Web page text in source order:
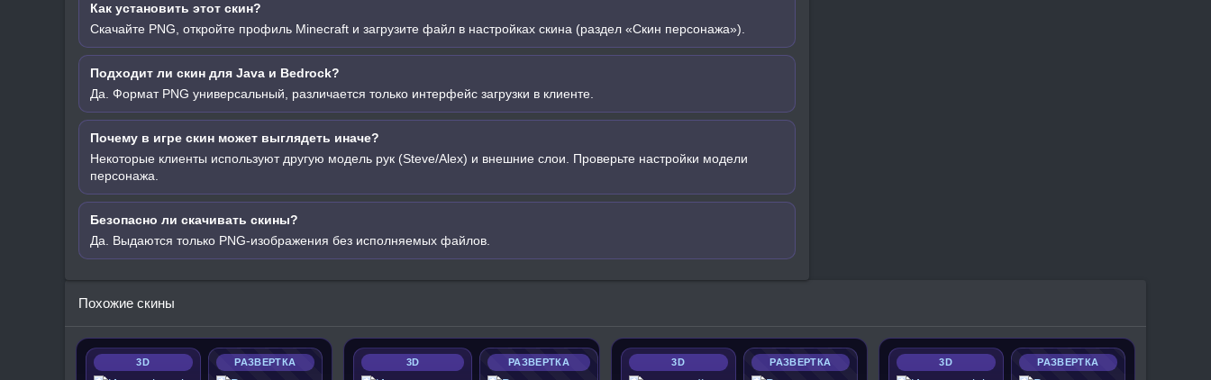
Как установить этот скин?
Скачайте PNG, откройте профиль Minecraft и загрузите файл в настройках скина (раздел «Скин персонажа»).
Подходит ли скин для Java и Bedrock?
Да. Формат PNG универсальный, различается только интерфейс загрузки в клиенте.
Почему в игре скин может выглядеть иначе?
Некоторые клиенты используют другую модель рук (Steve/Alex) и внешние слои. Проверьте настройки модели
персонажа.
Безопасно ли скачивать скины?
Да. Выдаются только PNG-изображения без исполняемых файлов.
Похожие скины
3D РАЗВЕРТКА 3D РАЗВЕРТКА 3D РАЗВЕРТКА 3D РАЗВЕРТКА